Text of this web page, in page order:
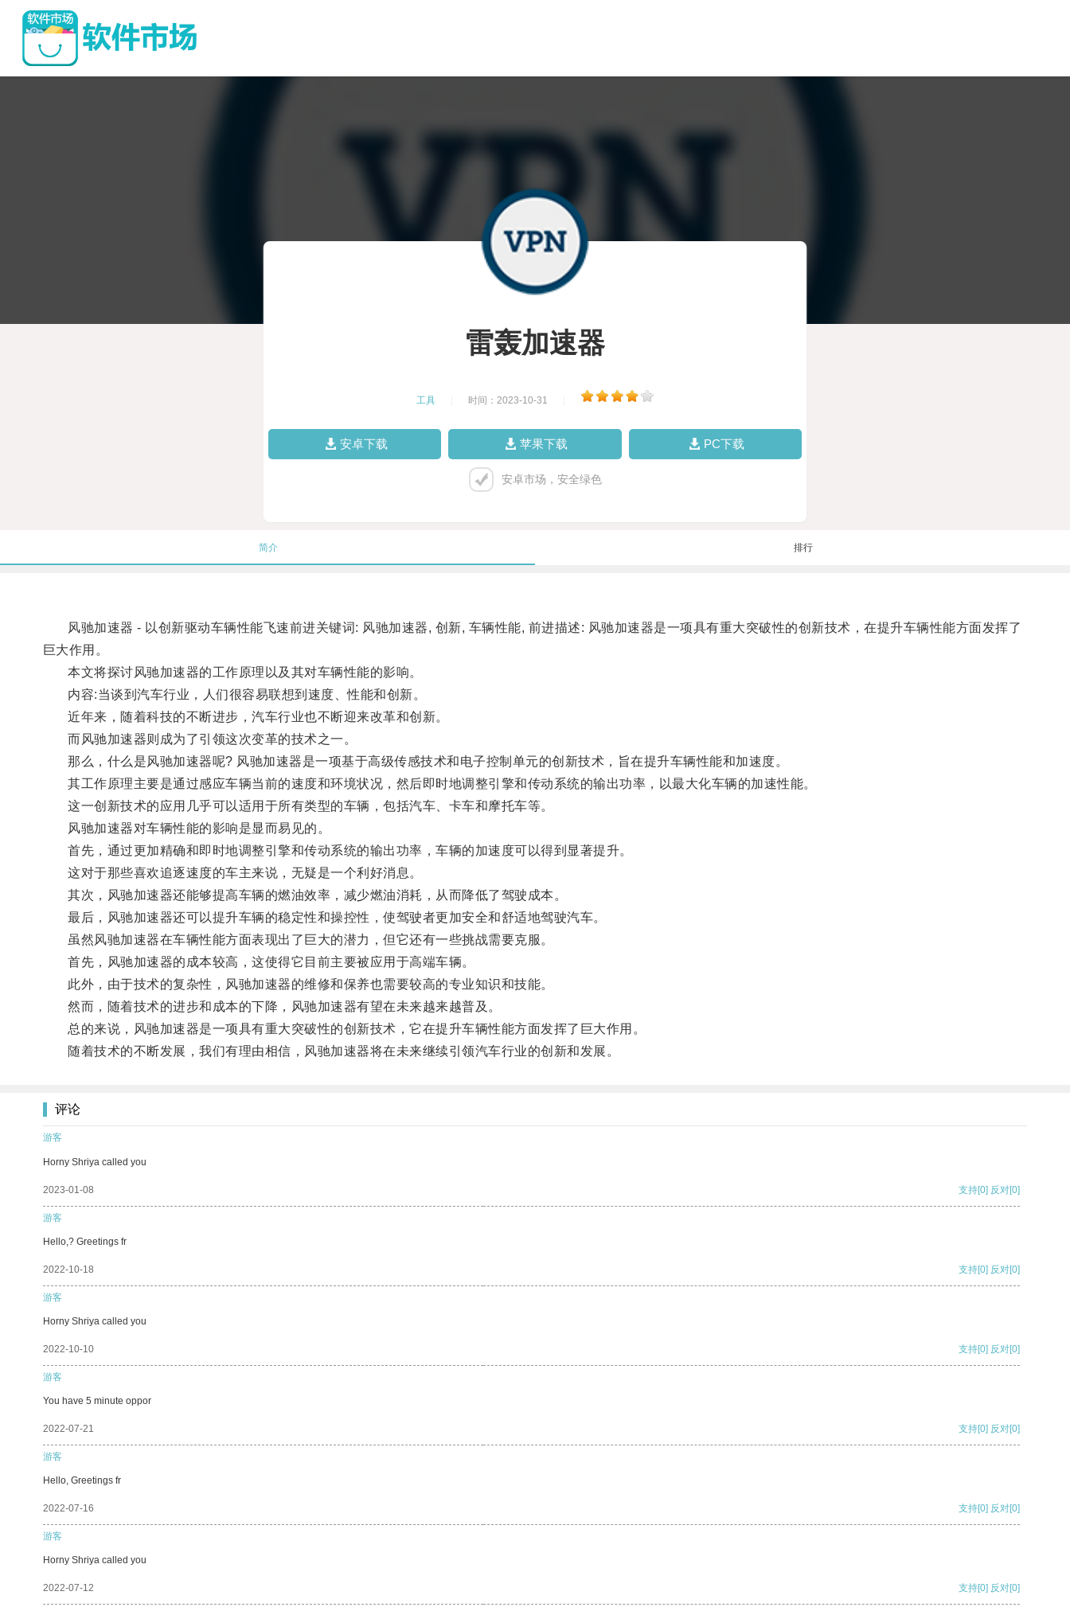
雷轰加速器
工具 时间：2023-10-31
安卓下载 苹果下载 PC下载
安卓市场，安全绿色
简介 排行
风驰加速器 - 以创新驱动车辆性能飞速前进关键词: 风驰加速器, 创新, 车辆性能, 前进描述: 风驰加速器是一项具有重大突破性的创新技术，在提升车辆性能方面发挥了
巨大作用。
本文将探讨风驰加速器的工作原理以及其对车辆性能的影响。
内容:当谈到汽车行业，人们很容易联想到速度、性能和创新。
近年来，随着科技的不断进步，汽车行业也不断迎来改革和创新。
而风驰加速器则成为了引领这次变革的技术之一。
那么，什么是风驰加速器呢? 风驰加速器是一项基于高级传感技术和电子控制单元的创新技术，旨在提升车辆性能和加速度。
其工作原理主要是通过感应车辆当前的速度和环境状况，然后即时地调整引擎和传动系统的输出功率，以最大化车辆的加速性能。
这一创新技术的应用几乎可以适用于所有类型的车辆，包括汽车、卡车和摩托车等。
风驰加速器对车辆性能的影响是显而易见的。
首先，通过更加精确和即时地调整引擎和传动系统的输出功率，车辆的加速度可以得到显著提升。
这对于那些喜欢追逐速度的车主来说，无疑是一个利好消息。
其次，风驰加速器还能够提高车辆的燃油效率，减少燃油消耗，从而降低了驾驶成本。
最后，风驰加速器还可以提升车辆的稳定性和操控性，使驾驶者更加安全和舒适地驾驶汽车。
虽然风驰加速器在车辆性能方面表现出了巨大的潜力，但它还有一些挑战需要克服。
首先，风驰加速器的成本较高，这使得它目前主要被应用于高端车辆。
此外，由于技术的复杂性，风驰加速器的维修和保养也需要较高的专业知识和技能。
然而，随着技术的进步和成本的下降，风驰加速器有望在未来越来越普及。
总的来说，风驰加速器是一项具有重大突破性的创新技术，它在提升车辆性能方面发挥了巨大作用。
随着技术的不断发展，我们有理由相信，风驰加速器将在未来继续引领汽车行业的创新和发展。
评论
游客
Horny Shriya called you
2023-01-08 支持[0] 反对[0]
游客
Hello,? Greetings fr
2022-10-18 支持[0] 反对[0]
游客
Horny Shriya called you
2022-10-10 支持[0] 反对[0]
游客
You have 5 minute oppor
2022-07-21 支持[0] 反对[0]
游客
Hello, Greetings fr
2022-07-16 支持[0] 反对[0]
游客
Horny Shriya called you
2022-07-12 支持[0] 反对[0]